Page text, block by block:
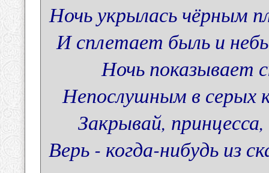
Ночь укрылась чёрным
И сплетает быль и
Ночь показывает
Непослушным в серых
Закрывай,
Верь - когда-нибудь из